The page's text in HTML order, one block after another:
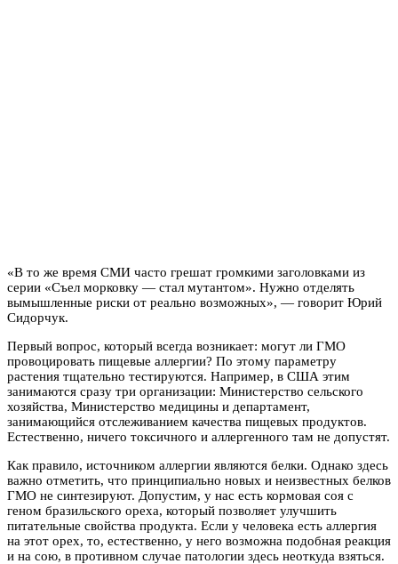
«В то же время СМИ часто грешат громкими заголовками из
серии «Съел морковку — стал мутантом». Нужно отделять
вымышленные риски от реально возможных», — говорит Юрий
Сидорчук.
Первый вопрос, который всегда возникает: могут ли ГМО
провоцировать пищевые аллергии? По этому параметру
растения тщательно тестируются. Например, в США этим
занимаются сразу три организации: Министерство сельского
хозяйства, Министерство медицины и департамент,
занимающийся отслеживанием качества пищевых продуктов.
Естественно, ничего токсичного и аллергенного там не допустят.
Как правило, источником аллергии являются белки. Однако здесь
важно отметить, что принципиально новых и неизвестных белков
ГМО не синтезируют. Допустим, у нас есть кормовая соя с
геном бразильского ореха, который позволяет улучшить
питательные свойства продукта. Если у человека есть аллергия
на этот орех, то, естественно, у него возможна подобная реакция
и на сою, в противном случае патологии здесь неоткуда взяться.